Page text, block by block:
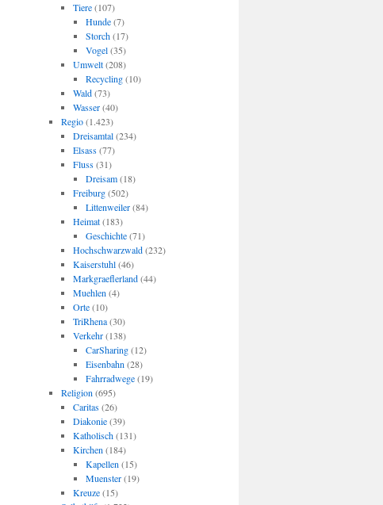
Tiere(107)
Hunde(7)
Storch(17)
Vogel(35)
Umwelt(208)
Recycling(10)
Wald(73)
Wasser(40)
Regio(1.423)
Dreisamtal(234)
Elsass(77)
Fluss(31)
Dreisam(18)
Freiburg(502)
Littenweiler(84)
Heimat(183)
Geschichte(71)
Hochschwarzwald(232)
Kaiserstuhl(46)
Markgraeflerland(44)
Muehlen (4)
Orte(10)
TriRhena(30)
Verkehr(138)
CarSharing(12)
Eisenbahn (28)
Fahrradwege(19)
Religion (695)
Caritas(26)
Diakonie(39)
Katholisch(131)
Kirchen (184)
Kapellen (15)
Muenster(19)
Kreuze(15)